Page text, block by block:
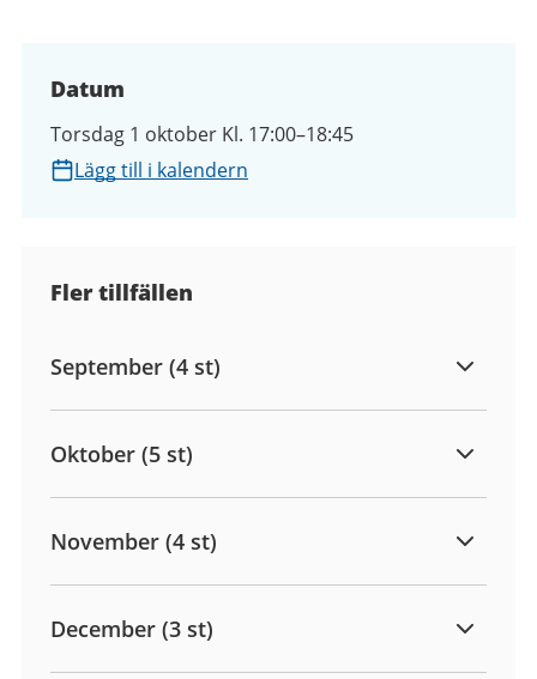
Datum
Torsdag 1 oktober Kl. 17:00–18:45
Lägg till i kalendern
Fler tillfällen
September (4 st)
Oktober (5 st)
November (4 st)
December (3 st)